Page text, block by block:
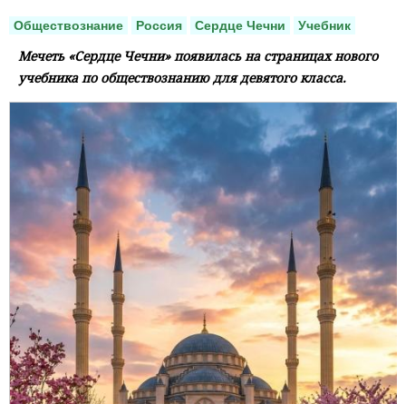
Обществознание Россия Сердце Чечни Учебник
Мечеть «Сердце Чечни» появилась на страницах нового
учебника по обществознанию для девятого класса.